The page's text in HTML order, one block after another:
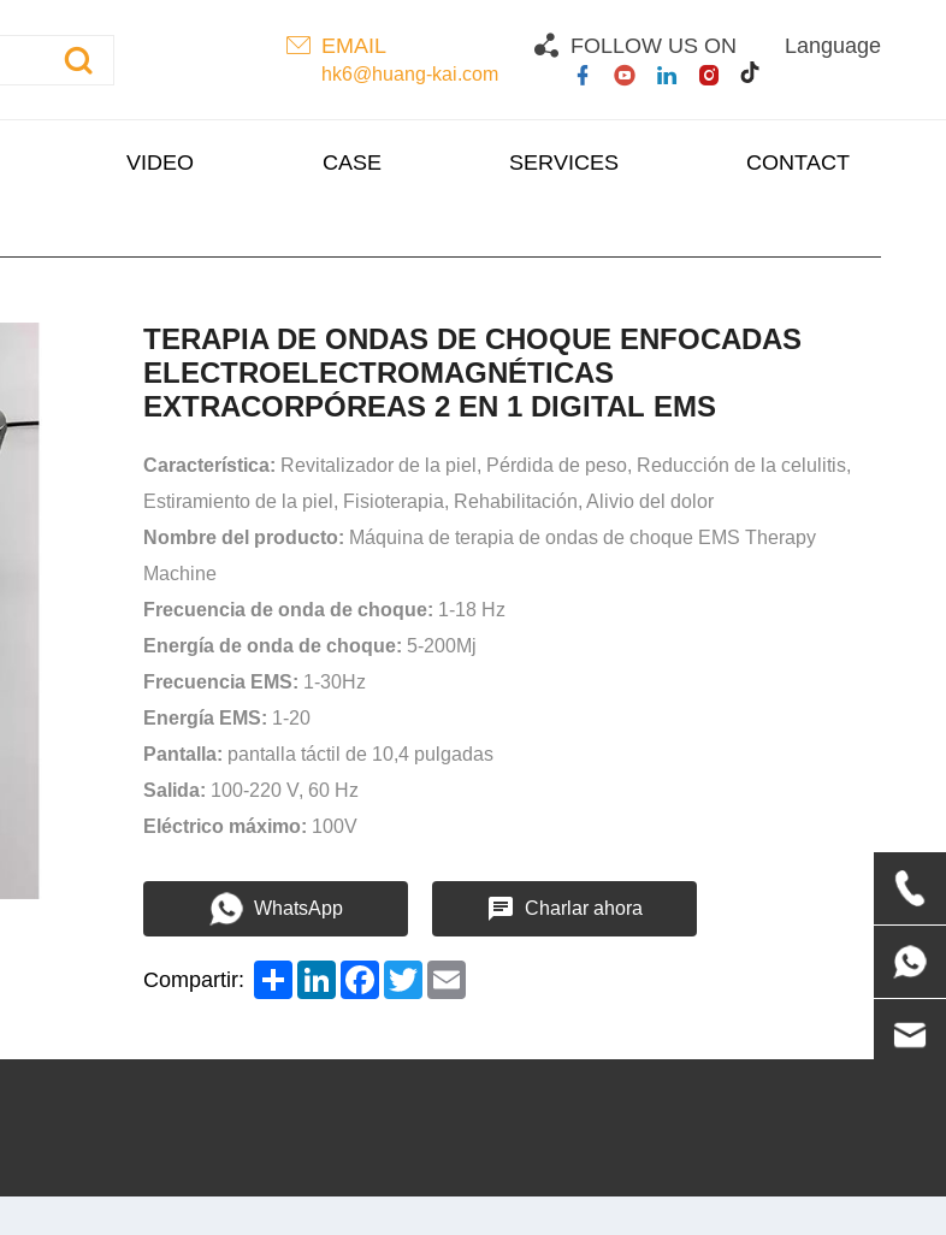
EMAIL
hk6@huang-kai.com
FOLLOW US ON Language
VIDEO CASE SERVICES CONTACT
TERAPIA DE ONDAS DE CHOQUE ENFOCADAS
ELECTROELECTROMAGNÉTICAS
EXTRACORPÓREAS 2 EN 1 DIGITAL EMS
Característica: Revitalizador de la piel, Pérdida de peso, Reducción de la celulitis,
Estiramiento de la piel, Fisioterapia, Rehabilitación, Alivio del dolor
Nombre del producto: Máquina de terapia de ondas de choque EMS Therapy
Machine
Frecuencia de onda de choque: 1-18 Hz
Energía de onda de choque: 5-200Mj
Frecuencia EMS: 1-30Hz
Energía EMS: 1-20
Pantalla: pantalla táctil de 10,4 pulgadas
Salida: 100-220 V, 60 Hz
Eléctrico máximo: 100V
WhatsApp Charlar ahora
Compartir: ShareLinkedInFacebook
Twitter